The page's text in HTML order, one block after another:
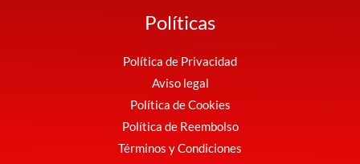
Políticas
Política de Privacidad
Aviso legal
Política de Cookies
Política de Reembolso
Términos y Condiciones